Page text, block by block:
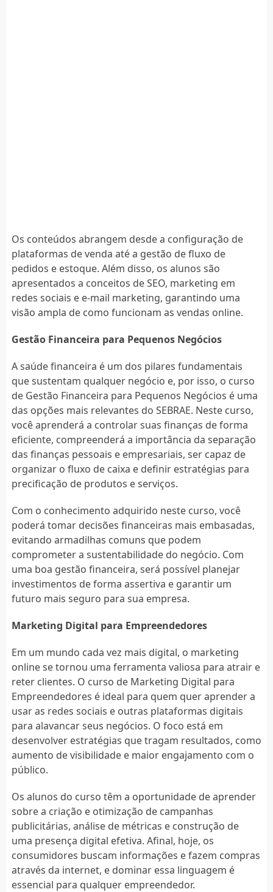
Os conteúdos abrangem desde a configuração de
plataformas de venda até a gestão de fluxo de
pedidos e estoque. Além disso, os alunos são
apresentados a conceitos de SEO, marketing em
redes sociais e e-mail marketing, garantindo uma
visão ampla de como funcionam as vendas online.
Gestão Financeira para Pequenos Negócios
A saúde financeira é um dos pilares fundamentais
que sustentam qualquer negócio e, por isso, o curso
de Gestão Financeira para Pequenos Negócios é uma
das opções mais relevantes do SEBRAE. Neste curso,
você aprenderá a controlar suas finanças de forma
eficiente, compreenderá a importância da separação
das finanças pessoais e empresariais, ser capaz de
organizar o fluxo de caixa e definir estratégias para
precificação de produtos e serviços.
Com o conhecimento adquirido neste curso, você
poderá tomar decisões financeiras mais embasadas,
evitando armadilhas comuns que podem
comprometer a sustentabilidade do negócio. Com
uma boa gestão financeira, será possível planejar
investimentos de forma assertiva e garantir um
futuro mais seguro para sua empresa.
Marketing Digital para Empreendedores
Em um mundo cada vez mais digital, o marketing
online se tornou uma ferramenta valiosa para atrair e
reter clientes. O curso de Marketing Digital para
Empreendedores é ideal para quem quer aprender a
usar as redes sociais e outras plataformas digitais
para alavancar seus negócios. O foco está em
desenvolver estratégias que tragam resultados, como
aumento de visibilidade e maior engajamento com o
público.
Os alunos do curso têm a oportunidade de aprender
sobre a criação e otimização de campanhas
publicitárias, análise de métricas e construção de
uma presença digital efetiva. Afinal, hoje, os
consumidores buscam informações e fazem compras
através da internet, e dominar essa linguagem é
essencial para qualquer empreendedor.